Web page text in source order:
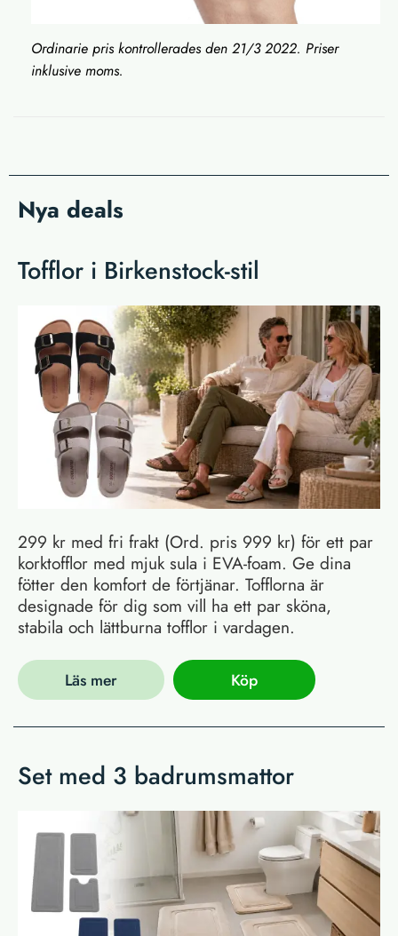
Ordinarie pris kontrollerades den 21/3 2022. Priser
inklusive moms.
Nya deals
Tofflor i Birkenstock-stil
299 kr med fri frakt (Ord. pris 999 kr) för ett par
korktofflor med mjuk sula i EVA-foam. Ge dina
fötter den komfort de förtjänar. Tofflorna är
designade för dig som vill ha ett par sköna,
stabila och lättburna tofflor i vardagen.
Läs mer Köp
Set med 3 badrumsmattor